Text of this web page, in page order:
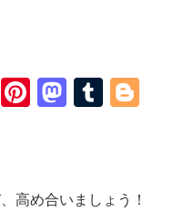
MixiPinterest
高め合いましょう！